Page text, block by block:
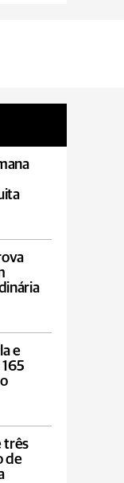
e
três
de